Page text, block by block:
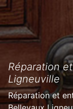
Réparation
Ligneuville
Réparation et